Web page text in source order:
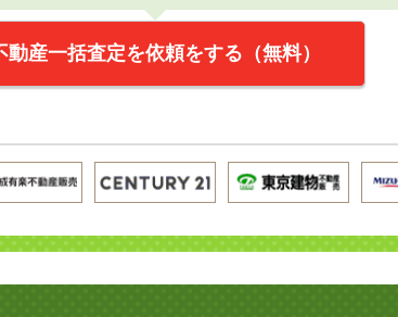
動産一括査定を依頼をする（無料）